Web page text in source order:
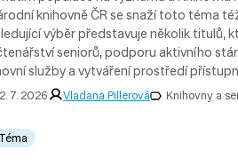
knihovně ČR se snaží toto téma
výběr představuje několik titulů,
seniorů, podporu aktivního
služby a vytváření prostředí
7. 2026 Vladana Pillerová Knihovny a
Téma